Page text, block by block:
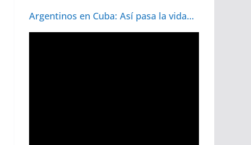
Argentinos en Cuba: Así pasa la vida…